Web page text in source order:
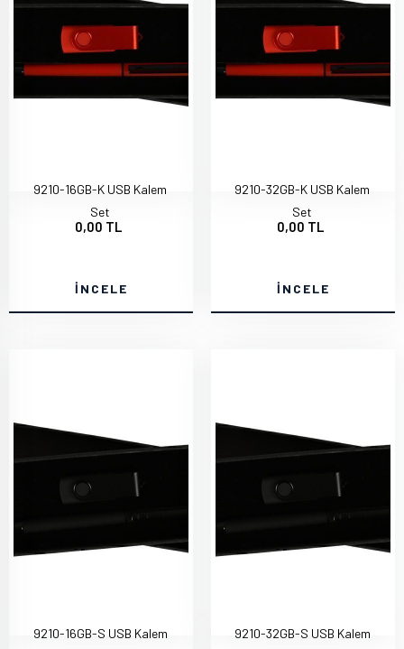
9210-16GB-K USB Kalem
Set
0,00 TL
İNCELE
9210-32GB-K USB Kalem
Set
0,00 TL
İNCELE
9210-16GB-S USB Kalem
9210-32GB-S USB Kalem